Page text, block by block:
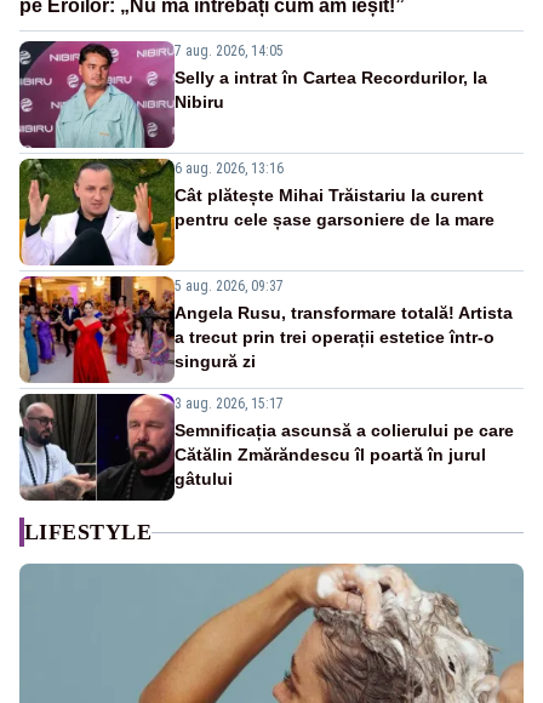
pe Eroilor: „Nu mă întrebați cum am ieșit!”
7 aug. 2026, 14:05
Selly a intrat în Cartea Recordurilor, la
Nibiru
6 aug. 2026, 13:16
Cât plătește Mihai Trăistariu la curent
pentru cele șase garsoniere de la mare
5 aug. 2026, 09:37
Angela Rusu, transformare totală! Artista
a trecut prin trei operații estetice într-o
singură zi
3 aug. 2026, 15:17
Semnificația ascunsă a colierului pe care
Cătălin Zmărăndescu îl poartă în jurul
gâtului
LIFESTYLE